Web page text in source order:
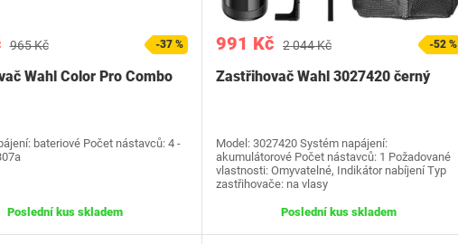
965 Kč -37 %
Wahl Color Pro Combo
bateriové Počet nástavců: 4 -
Poslední kus skladem
991 Kč 2 044 Kč -52 %
Zastřihovač Wahl 3027420 černý
Model: 3027420 Systém napájení:
akumulátorové Počet nástavců: 1 Požadované
vlastnosti: Omyvatelné, Indikátor nabíjení Typ
zastřihovače: na vlasy
Poslední kus skladem